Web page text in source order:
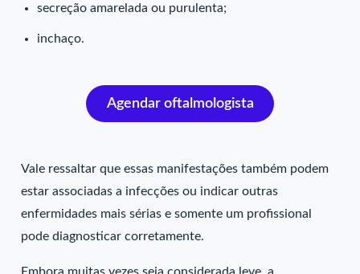
secreção amarelada ou purulenta;
inchaço.
Agendar oftalmologista
Vale ressaltar que essas manifestações também podem
estar associadas a infecções ou indicar outras
enfermidades mais sérias e somente um profissional
pode diagnosticar corretamente.
Embora muitas vezes seja considerada leve, a